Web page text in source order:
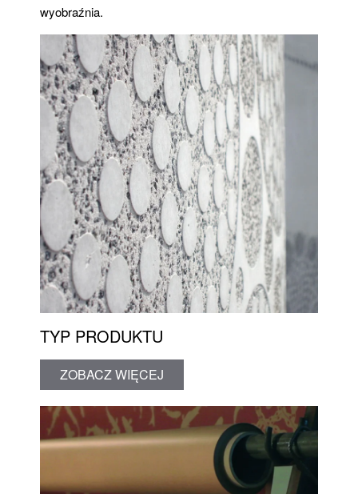
wyobraźnia.
TYP PRODUKTU
ZOBACZ WIĘCEJ